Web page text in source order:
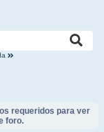
requeridos para ver
foro.